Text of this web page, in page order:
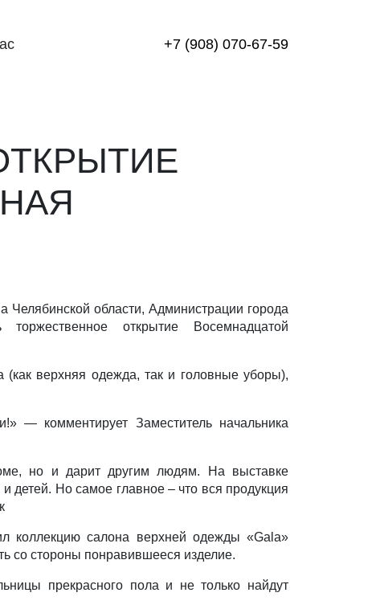
+7 (908) 070-67-59
Челябинской области, Администрации города
торжественное открытие Восемнадцатой
верхняя одежда, так и головные уборы),
— комментирует Заместитель начальника
но и дарит другим людям. На выставке
детей. Но самое главное – что вся продукция
коллекцию салона верхней одежды «Gala»
со стороны понравившееся изделие.
прекрасного пола и не только найдут